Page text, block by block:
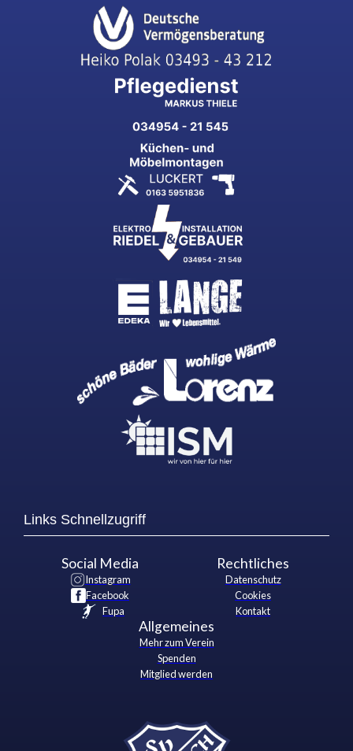
Links Schnellzugriff
Social Media
Instagram
Facebook
Fupa
Rechtliches
Datenschutz
Cookies
Kontakt
Allgemeines
Mehr zum Verein
Spenden
Mitglied werden